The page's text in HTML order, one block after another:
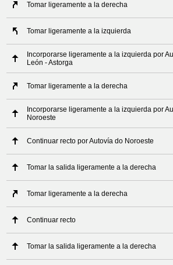
Tomar ligeramente a la derecha
Tomar ligeramente a la izquierda
Incorporarse ligeramente a la izquierda por
León - Astorga
Tomar ligeramente a la derecha
Incorporarse ligeramente a la izquierda por
Noroeste
Continuar recto por Autovía do Noroeste
Tomar la salida ligeramente a la derecha
Tomar ligeramente a la derecha
Continuar recto
Tomar la salida ligeramente a la derecha